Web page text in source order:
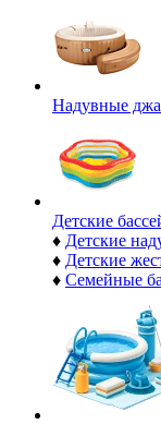
Надувные
Детские
♦ Детские
♦ Детские
♦ Семейные